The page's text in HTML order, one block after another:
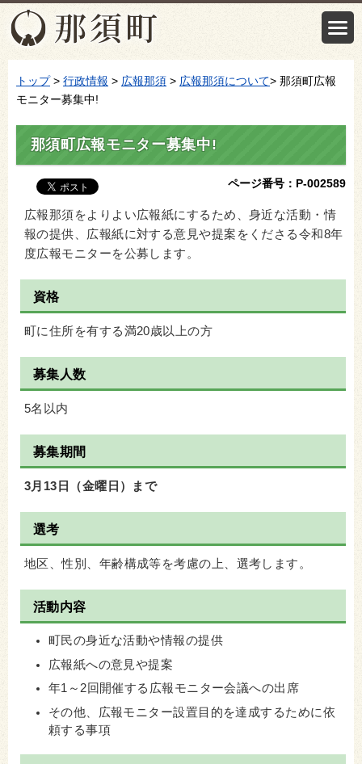
トップ> 行政情報 > 広報那須 > 広報那須について> 那須町広報
モニター募集中!
那須町広報モニター募集中!
ページ番号：P-002589
広報那須をよりよい広報紙にするため、身近な活動・情
報の提供、広報紙に対する意見や提案をくださる令和8年
度広報モニターを公募します。
資格
町に住所を有する満20歳以上の方
募集人数
5名以内
募集期間
3月13日（金曜日）まで
選考
地区、性別、年齢構成等を考慮の上、選考します。
活動内容
町民の身近な活動や情報の提供
広報紙への意見や提案
年1～2回開催する広報モニター会議への出席
その他、広報モニター設置目的を達成するために依
頼する事項